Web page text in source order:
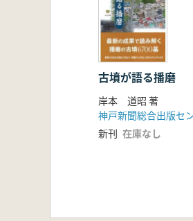
古墳が語る播磨
岸本 道昭 著
神戸新聞総合出版セ
新刊 在庫なし